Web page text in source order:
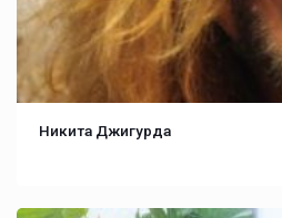
Никита Джигурда